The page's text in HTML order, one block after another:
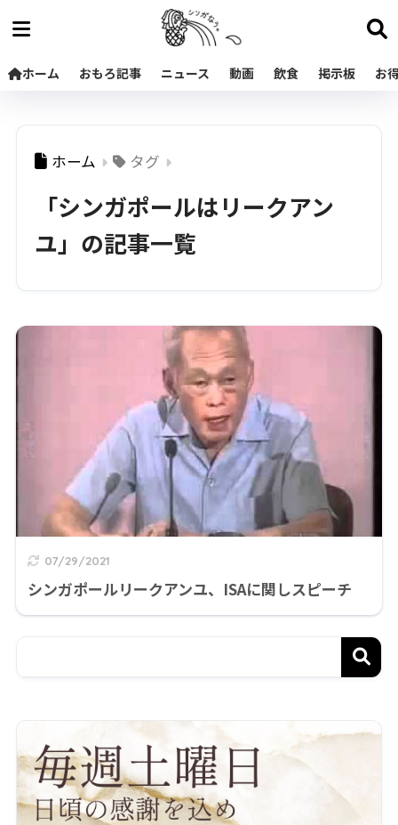
ホーム おもろ記事 ニュース 動画 飲食 掲示板 お
ホーム タグ
「シンガポールはリークアン
ユ」の記事一覧
07/29/2021
シンガポールリークアンユ、ISAに関しスピーチ